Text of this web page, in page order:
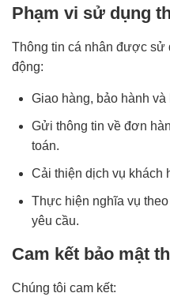
Phạm vi sử dụng
Thông tin cá nhân được sử
động:
Giao hàng, bảo hành và
Gửi thông tin về đơn
toán.
Cải thiện dịch vụ khách
Thực hiện nghĩa vụ
yêu cầu.
Cam kết bảo mật
Chúng tôi cam kết: